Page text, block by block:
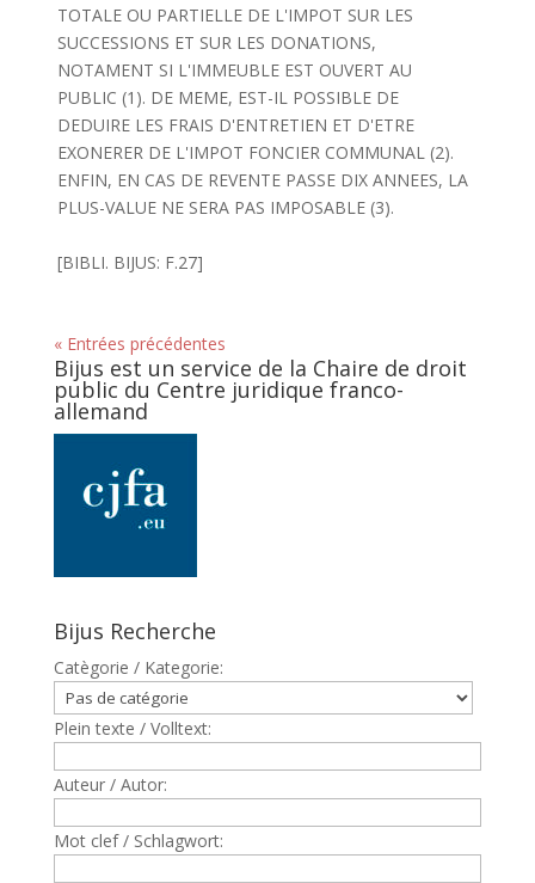
TOTALE OU PARTIELLE DE L'IMPOT SUR LES
SUCCESSIONS ET SUR LES DONATIONS,
NOTAMENT SI L'IMMEUBLE EST OUVERT AU
PUBLIC (1). DE MEME, EST-IL POSSIBLE DE
DEDUIRE LES FRAIS D'ENTRETIEN ET D'ETRE
EXONERER DE L'IMPOT FONCIER COMMUNAL (2).
ENFIN, EN CAS DE REVENTE PASSE DIX ANNEES, LA
PLUS-VALUE NE SERA PAS IMPOSABLE (3).
[BIBLI. BIJUS: F.27]
« Entrées précédentes
Bijus est un service de la Chaire de droit
public du Centre juridique franco-
allemand
Bijus Recherche
Catègorie / Kategorie:
Plein texte / Volltext:
Auteur / Autor:
Mot clef / Schlagwort: